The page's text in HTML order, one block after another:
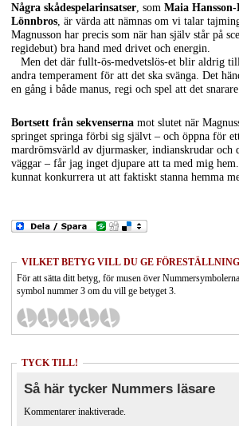
Några skådespelarinsatser , som Maia Hansson-
Lönnbros , är värda att nämnas om vi talar
Magnusson har precis som när han själv står på
regidebut) bra hand med drivet och energin.
Men det där fullt-ös-medvetslös-et blir aldrig
andra temperament för att det ska svänga. Det
en gång i både manus, regi och spel att det
Bortsett från sekvenserna mot slutet när
springet springa förbi sig självt – och öppna för
mardrömsvärld av djurmasker, indianskrudar
väggar – får jag inget djupare att ta med mig
kunnat konkurrera ut att faktiskt stanna hemma
VILKET BETYG VILL DU GE
För att sätta ditt betyg, för musen över
symbol nummer 3 om du vill ge betyget 3.
TYCK TILL!
Så här tycker Nummers läsare
Kommentarer inaktiverade.